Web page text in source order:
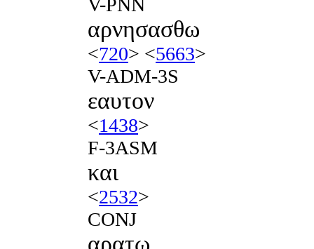
V-PNN
αρνησασθω
<720> <5663>
V-ADM-3S
εαυτον
<1438>
F-3ASM
και
<2532>
CONJ
αρατω